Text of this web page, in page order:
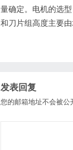
量确定。电机的选
和刀片组高度主要
发表回复
您的邮箱地址不会被公